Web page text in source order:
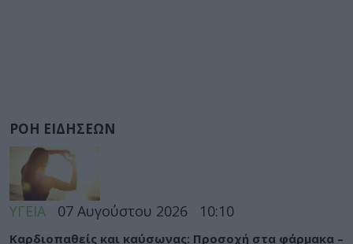
ΡΟΗ ΕΙΔΗΣΕΩΝ
ΥΓΕΙΑ 07 Αυγούστου 2026 10:10
Καρδιοπαθείς και καύσωνας: Προσοχή στα φάρμακα –